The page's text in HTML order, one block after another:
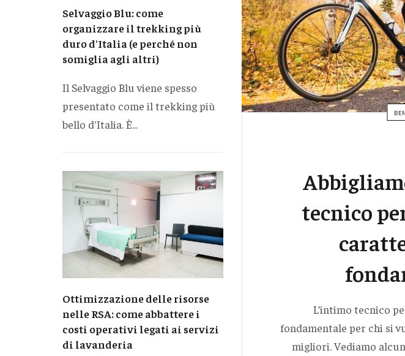
Selvaggio Blu: come
organizzare il trekking più
duro d'Italia (e perché non
somiglia agli altri)
Il Selvaggio Blu viene spesso
presentato come il trekking più
bello d'Italia. È...
Ottimizzazione delle risorse
nelle RSA: come abbattere i
costi operativi legati ai servizi
di lavanderia
tecnico
L’intimo tecnico
fondamentale per chi si
migliori. Vediamo